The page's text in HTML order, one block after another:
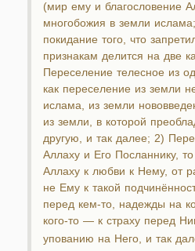
(мир ему и благословение
многобожия в земли
покидание того, что
признакам делится на две
Переселение телесное из
как переселение из земли
ислама, из земли
из земли, в которой
другую, и так далее; 2)
Аллаху и Его Посланнику,
Аллаху к любви к Нему, от
не Ему к такой
перед кем-то, надежды на
кого-то — к страху перед
упованию на Него, и так